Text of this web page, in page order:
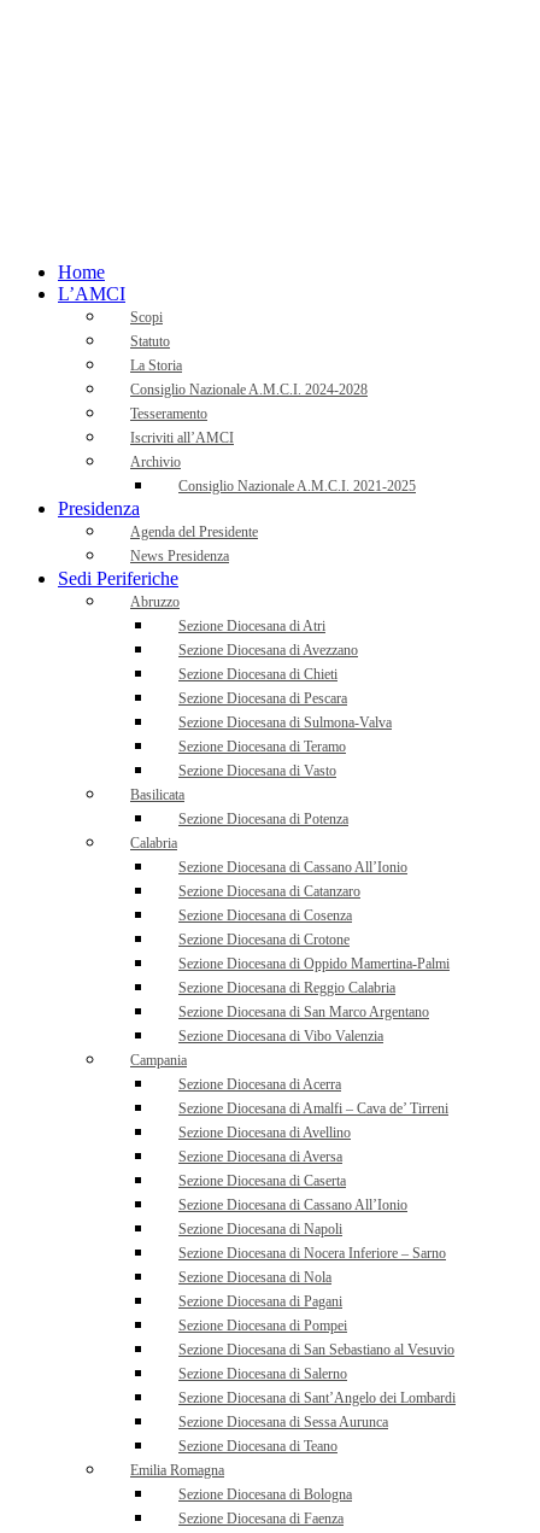
Home
L’AMCI
Scopi
Statuto
La Storia
Consiglio Nazionale A.M.C.I. 2024-2028
Tesseramento
Iscriviti all’AMCI
Archivio
Consiglio Nazionale A.M.C.I. 2021-2025
Presidenza
Agenda del Presidente
News Presidenza
Sedi Periferiche
Abruzzo
Sezione Diocesana di Atri
Sezione Diocesana di Avezzano
Sezione Diocesana di Chieti
Sezione Diocesana di Pescara
Sezione Diocesana di Sulmona-Valva
Sezione Diocesana di Teramo
Sezione Diocesana di Vasto
Basilicata
Sezione Diocesana di Potenza
Calabria
Sezione Diocesana di Cassano All’Ionio
Sezione Diocesana di Catanzaro
Sezione Diocesana di Cosenza
Sezione Diocesana di Crotone
Sezione Diocesana di Oppido Mamertina-Palmi
Sezione Diocesana di Reggio Calabria
Sezione Diocesana di San Marco Argentano
Sezione Diocesana di Vibo Valenzia
Campania
Sezione Diocesana di Acerra
Sezione Diocesana di Amalfi – Cava de’ Tirreni
Sezione Diocesana di Avellino
Sezione Diocesana di Aversa
Sezione Diocesana di Caserta
Sezione Diocesana di Cassano All’Ionio
Sezione Diocesana di Napoli
Sezione Diocesana di Nocera Inferiore – Sarno
Sezione Diocesana di Nola
Sezione Diocesana di Pagani
Sezione Diocesana di Pompei
Sezione Diocesana di San Sebastiano al Vesuvio
Sezione Diocesana di Salerno
Sezione Diocesana di Sant’Angelo dei Lombardi
Sezione Diocesana di Sessa Aurunca
Sezione Diocesana di Teano
Emilia Romagna
Sezione Diocesana di Bologna
Sezione Diocesana di Faenza